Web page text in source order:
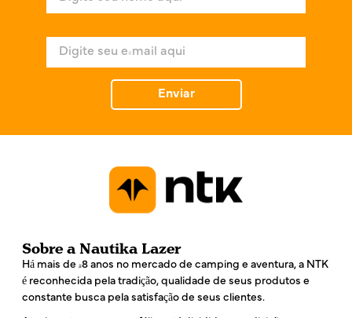
e
*
Enviar
Sobre a Nautika Lazer
Há mais de 48 anos no mercado de camping e aventura, a NTK
é reconhecida pela tradição, qualidade de seus produtos e
constante busca pela satisfação de seus clientes.